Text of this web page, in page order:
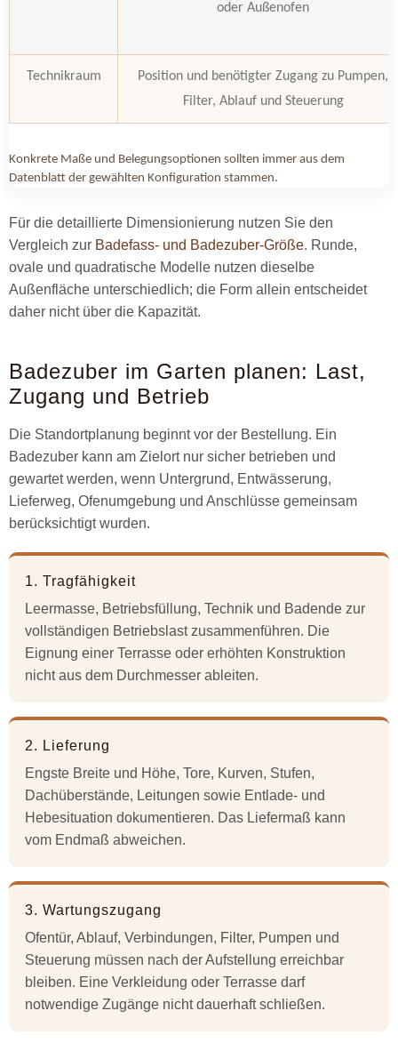
oder Außenofen
Technikraum
Position und benötigter Zugang zu Pumpen,
Filter, Ablauf und Steuerung
Konkrete Maße und Belegungsoptionen sollten immer aus dem
Datenblatt der gewählten Konfiguration stammen.
Für die detaillierte Dimensionierung nutzen Sie den
Vergleich zur Badefass- und Badezuber-Größe. Runde,
ovale und quadratische Modelle nutzen dieselbe
Außenfläche unterschiedlich; die Form allein entscheidet
daher nicht über die Kapazität.
Badezuber im Garten planen: Last,
Zugang und Betrieb
Die Standortplanung beginnt vor der Bestellung. Ein
Badezuber kann am Zielort nur sicher betrieben und
gewartet werden, wenn Untergrund, Entwässerung,
Lieferweg, Ofenumgebung und Anschlüsse gemeinsam
berücksichtigt wurden.
1. Tragfähigkeit
Leermasse, Betriebsfüllung, Technik und Badende zur
vollständigen Betriebslast zusammenführen. Die
Eignung einer Terrasse oder erhöhten Konstruktion
nicht aus dem Durchmesser ableiten.
2. Lieferung
Engste Breite und Höhe, Tore, Kurven, Stufen,
Dachüberstände, Leitungen sowie Entlade- und
Hebesituation dokumentieren. Das Liefermaß kann
vom Endmaß abweichen.
3. Wartungszugang
Ofentür, Ablauf, Verbindungen, Filter, Pumpen und
Steuerung müssen nach der Aufstellung erreichbar
bleiben. Eine Verkleidung oder Terrasse darf
notwendige Zugänge nicht dauerhaft schließen.